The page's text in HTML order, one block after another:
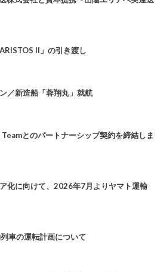
II」の引き渡し
／新造船「蓉翔丸」就航
とのパートナーシップ契約を締結しま
化に向けて、2026年7月よりヤマト運輸
車の運転計画について